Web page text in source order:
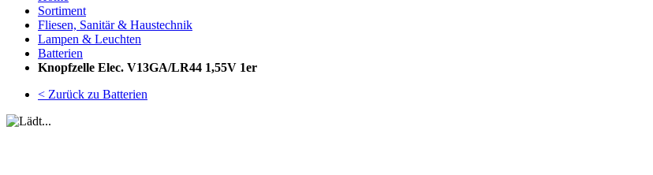
Sortiment
Fliesen, Sanitär & Haustechnik
Lampen & Leuchten
Batterien
Knopfzelle Elec. V13GA/LR44 1,55V 1er
< Zurück zu Batterien